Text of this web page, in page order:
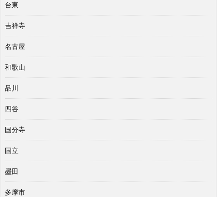
台東
吉祥寺
名古屋
和歌山
品川
四谷
国分寺
国立
墨田
多摩市